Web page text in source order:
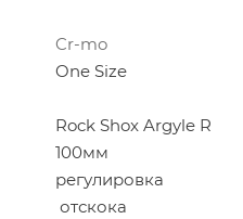
Cr-mo
One Size
Rock Shox Argyle R
100мм
регулировка
отскока